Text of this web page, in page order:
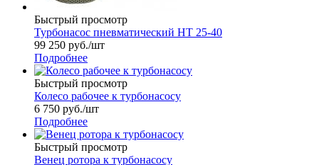
Быстрый просмотр
Турбонасос пневматический НТ 25-40
99 250 руб./шт
Подробнее
Быстрый просмотр
Колесо рабочее к турбонасосу
6 750 руб./шт
Подробнее
Быстрый просмотр
Венец ротора к турбонасосу